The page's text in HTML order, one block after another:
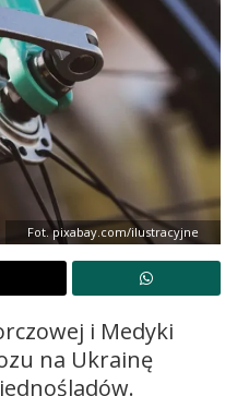
Fot. pixabay.com/ilustracyjne
i Medyki
na Ukrainę